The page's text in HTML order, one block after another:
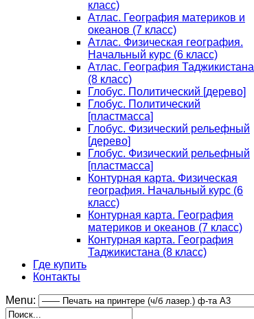
класс)
Атлас. География материков и
океанов (7 класс)
Атлас. Физическая география.
Начальный курс (6 класс)
Атлас. География Таджикистана
(8 класс)
Глобус. Политический [дерево]
Глобус. Политический
[пластмасса]
Глобус. Физический рельефный
[дерево]
Глобус. Физический рельефный
[пластмасса]
Контурная карта. Физическая
география. Начальный курс (6
класс)
Контурная карта. География
материков и океанов (7 класс)
Контурная карта. География
Таджикистана (8 класс)
Где купить
Контакты
Menu: